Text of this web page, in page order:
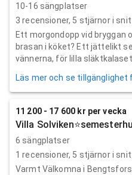
10-16 sängplatser
3 recensioner, 5 stjärnor i
Ett morgondopp vid bryggan
brasan i köket? Ett jättelikt
vännerna, för lilla släktkalaset,
Läs mer och se
11 200 - 17 600 kr per vecka
Villa
6 sängplatser
1 recensioner, 5 stjärnor i
Varmt Välkomna i